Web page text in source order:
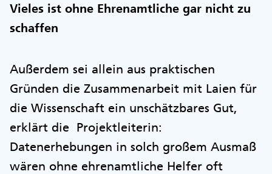
Vieles ist ohne Ehrenamtliche gar nicht zu
schaffen
Außerdem sei allein aus praktischen
Gründen die Zusammenarbeit mit Laien für
die Wissenschaft ein unschätzbares Gut,
erklärt die Projektleiterin:
Datenerhebungen in solch großem Ausmaß
wären ohne ehrenamtliche Helfer oft